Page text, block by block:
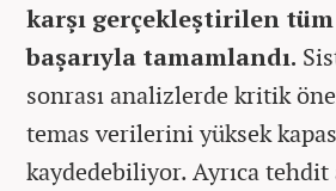
karşı gerçekleştirilen
başarıyla tamamlandı.
sonrası analizlerde kritik
temas verilerini yüksek
kaydedebiliyor. Ayrıca tehdit